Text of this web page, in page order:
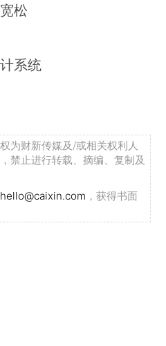
松
系统
为财新传媒及/或相关权利人
禁止进行转载、摘编、复制及
hello@caixin.com ，获得书面